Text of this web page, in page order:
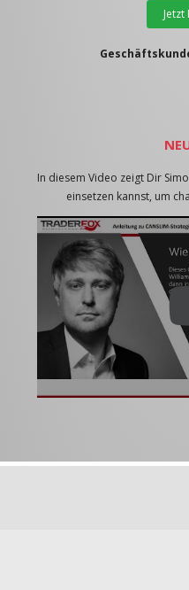
In diesem Video zeigt Dir
einsetzen kannst, um